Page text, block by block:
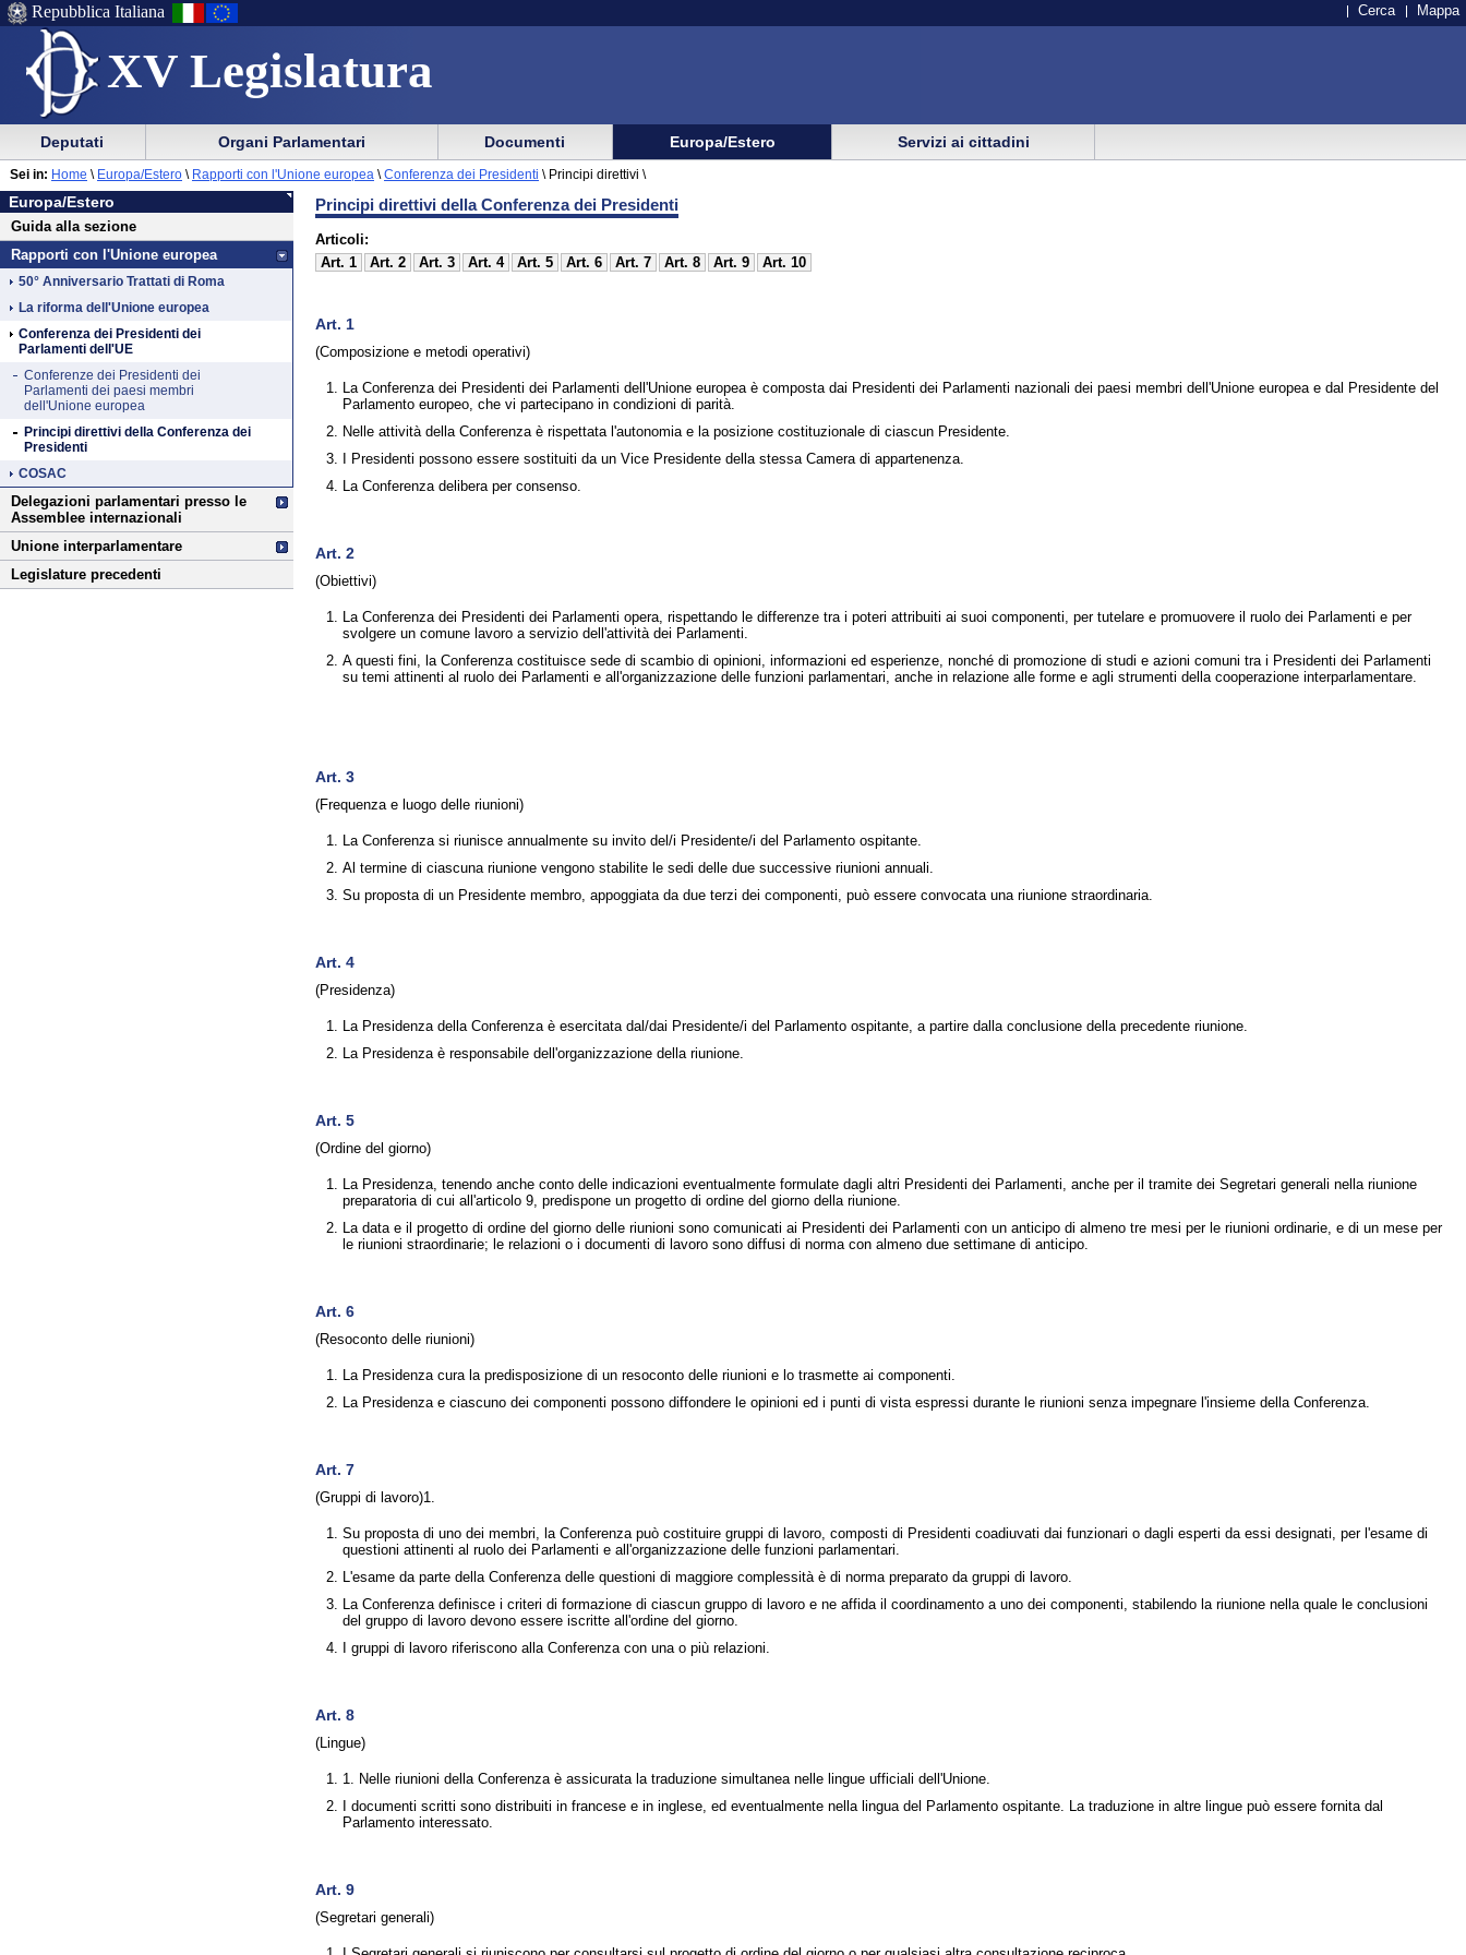
XV Legislatura
Menu
di
ausilio
alla
navigazione
Menu
di
navigazione
principale
Repubblica Italiana Cerca Mappa
Menu
di
navigazione
principale
menu
di
sezione
Deputati Organi Parlamentari Documenti Europa/Estero Servizi ai cittadini
Europa/Estero
Vai
al
contenuto
Europa/Estero
Guida alla sezione
Rapporti con l'Unione europea
50° Anniversario Trattati di Roma
La riforma dell'Unione europea
Conferenza dei Presidenti dei
Parlamenti dell'UE
Conferenze dei Presidenti dei
Parlamenti dei paesi membri
dell'Unione europea
Principi direttivi della Conferenza dei
Presidenti
COSAC
Delegazioni parlamentari presso le
Assemblee internazionali
Unione interparlamentare
Legislature precedenti
Sei in: Home \ Europa/Estero \ Rapporti con l'Unione europea \ Conferenza dei Presidenti \ Principi direttivi \
Principi direttivi della Conferenza dei Presidenti
Articoli:
Art. 1
Art. 2 Art. 3 Art. 4 Art. 5 Art. 6 Art. 7 Art. 8 Art. 9 Art. 10
Art. 1
(Composizione e metodi operativi)
La Conferenza dei Presidenti dei Parlamenti dell'Unione europea è composta dai Presidenti dei Parlamenti nazionali dei paesi membri dell'Unione europea e dal Presidente del
Parlamento europeo, che vi partecipano in condizioni di parità.
Nelle attività della Conferenza è rispettata l'autonomia e la posizione costituzionale di ciascun Presidente.
I Presidenti possono essere sostituiti da un Vice Presidente della stessa Camera di appartenenza.
La Conferenza delibera per consenso.
Art. 2
(Obiettivi)
La Conferenza dei Presidenti dei Parlamenti opera, rispettando le differenze tra i poteri attribuiti ai suoi componenti, per tutelare e promuovere il ruolo dei Parlamenti e per
svolgere un comune lavoro a servizio dell'attività dei Parlamenti.
A questi fini, la Conferenza costituisce sede di scambio di opinioni, informazioni ed esperienze, nonché di promozione di studi e azioni comuni tra i Presidenti dei Parlamenti
su temi attinenti al ruolo dei Parlamenti e all'organizzazione delle funzioni parlamentari, anche in relazione alle forme e agli strumenti della cooperazione interparlamentare.
Art. 3
(Frequenza e luogo delle riunioni)
La Conferenza si riunisce annualmente su invito del/i Presidente/i del Parlamento ospitante.
Al termine di ciascuna riunione vengono stabilite le sedi delle due successive riunioni annuali.
Su proposta di un Presidente membro, appoggiata da due terzi dei componenti, può essere convocata una riunione straordinaria.
Art. 4
(Presidenza)
La Presidenza della Conferenza è esercitata dal/dai Presidente/i del Parlamento ospitante, a partire dalla conclusione della precedente riunione.
La Presidenza è responsabile dell'organizzazione della riunione.
Art. 5
(Ordine del giorno)
La Presidenza, tenendo anche conto delle indicazioni eventualmente formulate dagli altri Presidenti dei Parlamenti, anche per il tramite dei Segretari generali nella riunione
preparatoria di cui all'articolo 9, predispone un progetto di ordine del giorno della riunione.
La data e il progetto di ordine del giorno delle riunioni sono comunicati ai Presidenti dei Parlamenti con un anticipo di almeno tre mesi per le riunioni ordinarie, e di un mese per
le riunioni straordinarie; le relazioni o i documenti di lavoro sono diffusi di norma con almeno due settimane di anticipo.
Art. 6
(Resoconto delle riunioni)
La Presidenza cura la predisposizione di un resoconto delle riunioni e lo trasmette ai componenti.
La Presidenza e ciascuno dei componenti possono diffondere le opinioni ed i punti di vista espressi durante le riunioni senza impegnare l'insieme della Conferenza.
Art. 7
(Gruppi di lavoro)1.
Su proposta di uno dei membri, la Conferenza può costituire gruppi di lavoro, composti di Presidenti coadiuvati dai funzionari o dagli esperti da essi designati, per l'esame di
questioni attinenti al ruolo dei Parlamenti e all'organizzazione delle funzioni parlamentari.
L'esame da parte della Conferenza delle questioni di maggiore complessità è di norma preparato da gruppi di lavoro.
La Conferenza definisce i criteri di formazione di ciascun gruppo di lavoro e ne affida il coordinamento a uno dei componenti, stabilendo la riunione nella quale le conclusioni
del gruppo di lavoro devono essere iscritte all'ordine del giorno.
I gruppi di lavoro riferiscono alla Conferenza con una o più relazioni.
Art. 8
(Lingue)
1. Nelle riunioni della Conferenza è assicurata la traduzione simultanea nelle lingue ufficiali dell'Unione.
I documenti scritti sono distribuiti in francese e in inglese, ed eventualmente nella lingua del Parlamento ospitante. La traduzione in altre lingue può essere fornita dal
Parlamento interessato.
Art. 9
(Segretari generali)